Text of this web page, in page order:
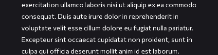
exercitation ullamco laboris nisi ut aliquip ex ea commodo
consequat. Duis aute irure dolor in reprehenderit in
voluptate velit esse cillum dolore eu fugiat nulla pariatur.
Excepteur sint occaecat cupidatat non proident, sunt in
culpa qui officia deserunt mollit anim id est laborum.